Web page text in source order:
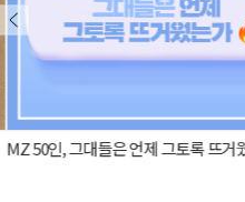
MZ 50인, 그대들은 언제 그토록 뜨거